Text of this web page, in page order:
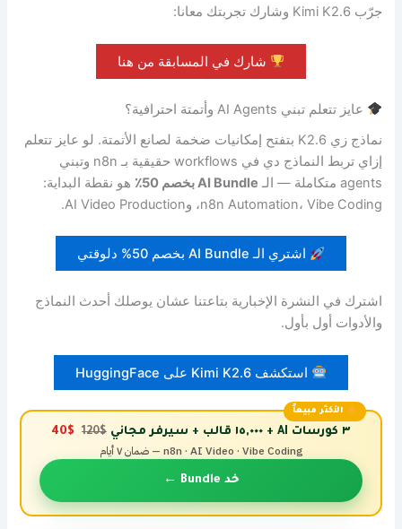
جرّب Kimi K2.6 وشارك تجربتك معانا:
شارك في المسابقة من هنا
عايز تتعلم تبني AI Agents وأتمتة احترافية؟
نماذج زي K2.6 بتفتح إمكانيات ضخمة لصانع الأتمتة. لو عايز تتعلم
إزاي تربط النماذج دي في workflows حقيقية بـ n8n وتبني
agents متكاملة — الـ
AI Bundle بخصم 50٪
هو نقطة البداية:
n8n Automation، Vibe Coding، وAI Video Production.
اشتري الـ AI Bundle بخصم 50% دلوقتي
اشترك في النشرة الإخبارية بتاعتنا عشان يوصلك أحدث النماذج
والأدوات أول بأول.
استكشف Kimi K2.6 على HuggingFace
الأكثر مبيعاً
٣ كورسات AI + ١٥,٠٠٠ قالب + سيرفر مجاني $120
$40
n8n · AI Video · Vibe Coding — ضمان ٧ أيام
خد Bundle ←